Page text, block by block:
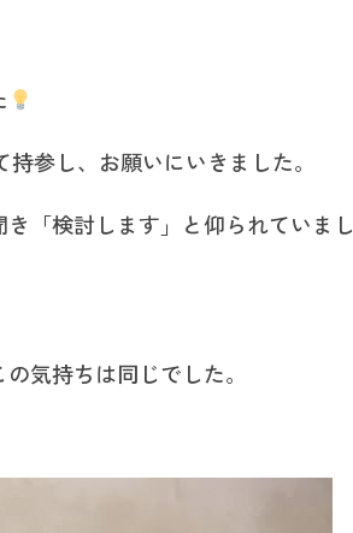
参し、お願いにいきました。
「検討します」と仰られていまし
気持ちは同じでした。